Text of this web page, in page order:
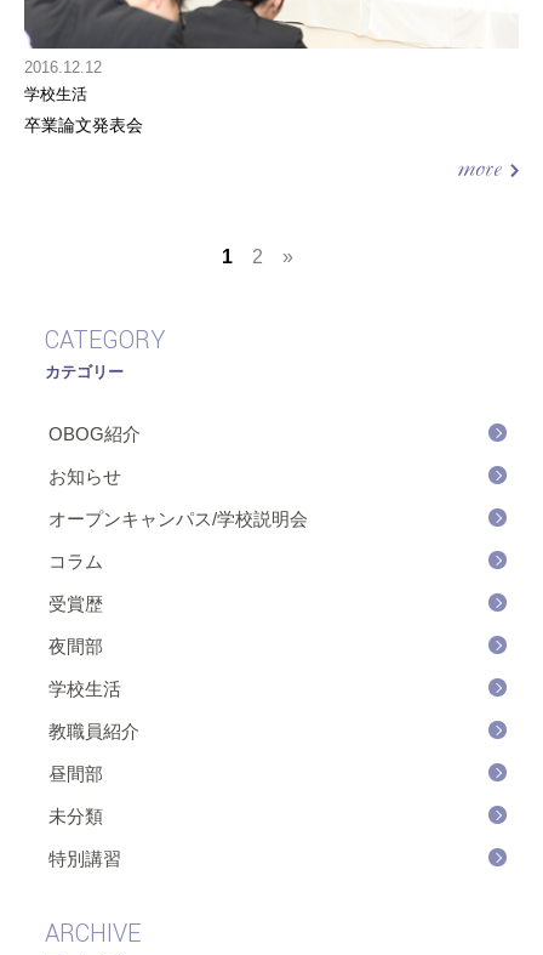
2016.12.12
学校生活
卒業論文発表会
1 2 »
CATEGORY
カテゴリー
OBOG紹介
お知らせ
オープンキャンパス/学校説明会
コラム
受賞歴
夜間部
学校生活
教職員紹介
昼間部
未分類
特別講習
ARCHIVE